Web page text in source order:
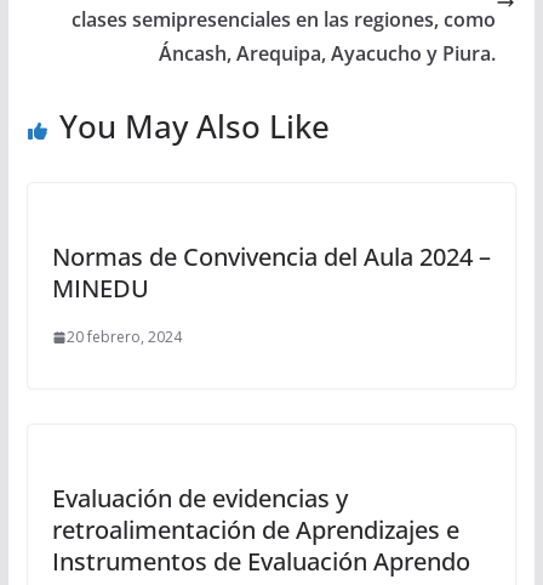
clases semipresenciales en las regiones, como
Áncash, Arequipa, Ayacucho y Piura.
You May Also Like
Normas de Convivencia del Aula 2024 –
MINEDU
20 febrero, 2024
Evaluación de evidencias y
retroalimentación de Aprendizajes e
Instrumentos de Evaluación Aprendo